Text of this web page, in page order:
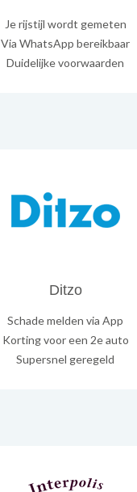
Je rijstijl wordt gemeten
Via WhatsApp bereikbaar
Duidelijke voorwaarden
Ditzo
Schade melden via App
Korting voor een 2e auto
Supersnel geregeld